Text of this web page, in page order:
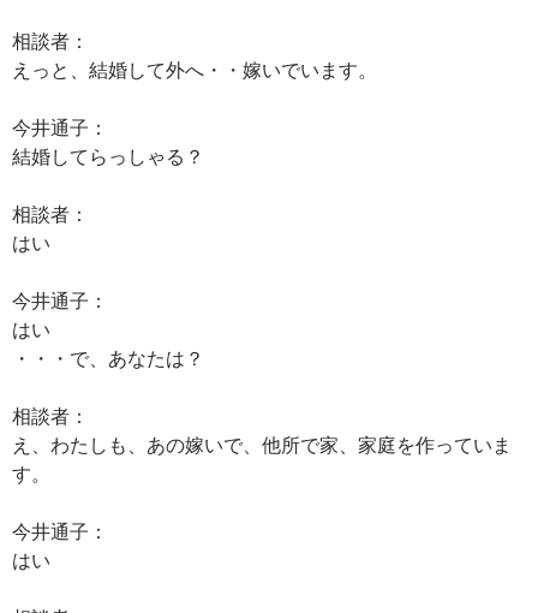
相談者：
えっと、結婚して外へ・・嫁いでいます。
今井通子：
結婚してらっしゃる？
相談者：
はい
今井通子：
はい
・・・で、あなたは？
相談者：
え、わたしも、あの嫁いで、他所で家、家庭を作っていま
す。
今井通子：
はい